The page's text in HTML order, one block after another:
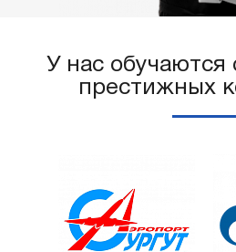
У нас обучаются
престижных